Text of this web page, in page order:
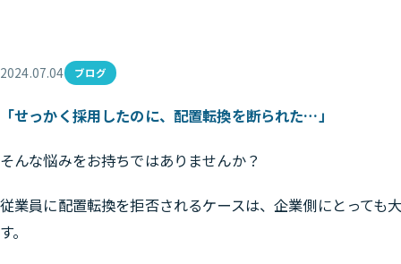
2024.07.04 ブログ
「せっかく採用したのに、配置転換を断られた…」
そんな悩みをお持ちではありませんか？
従業員に配置転換を拒否されるケースは、企業側にとっても
す。